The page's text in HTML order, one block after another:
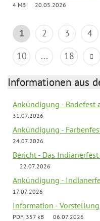
4 MB
20.05.2026
1 2 3 4
10
... 18
Informationen aus
Ankündigung - Badefest
31.07.2026
Ankündigung -
24.07.2026
Bericht - Das
22.07.2026
Ankündigung -
17.07.2026
Information -
PDF, 357 kB 06.07.2026